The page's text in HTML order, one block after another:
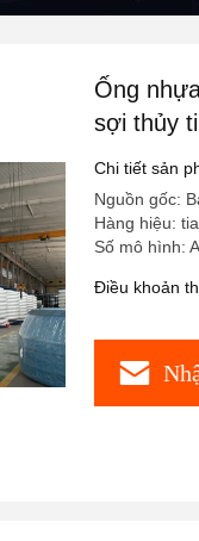
Ống
sợi thủy
Chi tiết sản
Nguồn gốc:
Hàng hiệu:
Số mô hình:
Điều khoản